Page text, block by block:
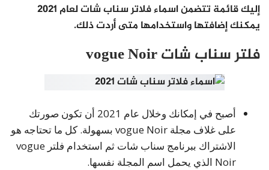
إليك قائمة تتضمن اسماء فلاتر سناب شات لعام 2021
يمكنك إضافتها واستخدامها متى أردت ذلك.
فلتر سناب شات vogue Noir
أصبح في إمكانك وخلال عام 2021 أن تكون صورتك
على غلاف مجلة vogue Noir بسهولة. كل ما تحتاجه هو
الاشتراك ببرنامج سناب شات ثم استخدام فلتر vogue
Noir الذي يحمل اسم المجلة نفسها.